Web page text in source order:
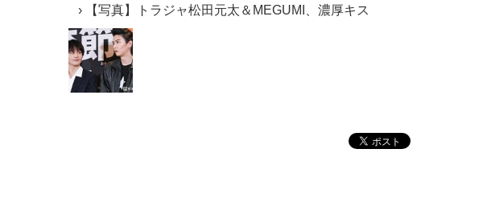
【写真】トラジャ松田元太＆MEGUMI、濃厚キス